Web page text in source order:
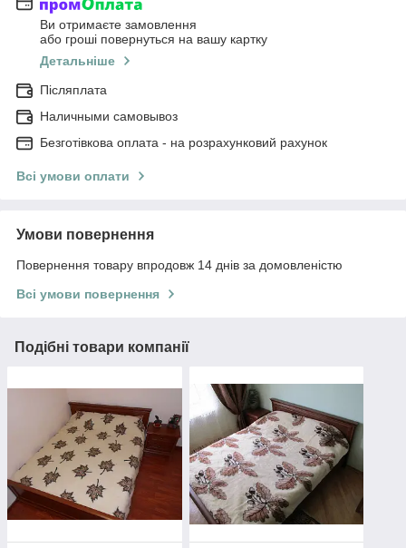
Ви отримаєте замовлення
або гроші повернуться на вашу картку
Детальніше
Післяплата
Наличными самовывоз
Безготівкова оплата - на розрахунковий рахунок
Всі умови оплати
Умови повернення
Повернення товару впродовж 14 днів за домовленістю
Всі умови повернення
Подібні товари компанії